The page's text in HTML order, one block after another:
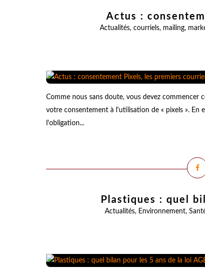
Actus :
Actualités, courriels, mailing,
Comme nous sans doute, vous devez commencer
votre consentement à l'utilisation de « pixels ». En
l'obligation...
Plastiques : quel
Actualités, Environnement,